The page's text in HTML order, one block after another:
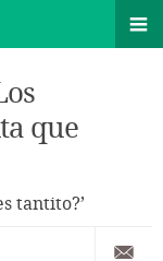
que
tantito?’